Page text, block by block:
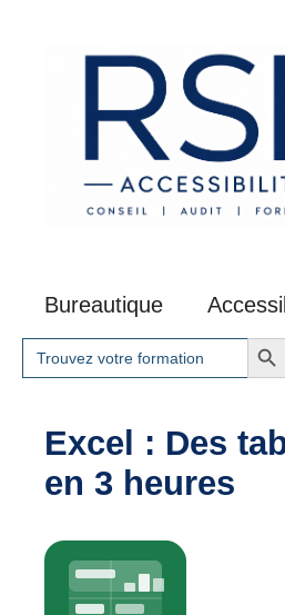
Bureautique
Search
for:
Search
Excel : Des
en 3 heures